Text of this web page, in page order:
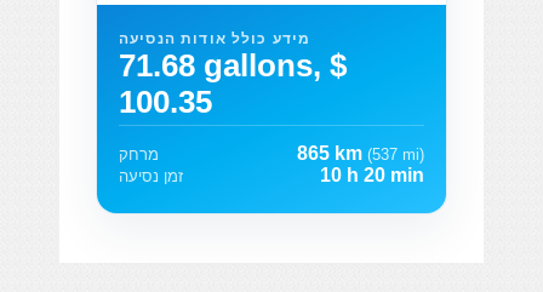
מידע כולל אודות הנסיעה
71.68 gallons, $
100.35
מרחק 865 km (537 mi)
זמן נסיעה
10 h 20 min